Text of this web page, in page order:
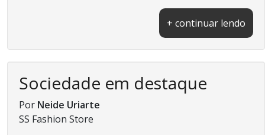
+ continuar lendo
Sociedade em destaque
Por Neide Uriarte
SS Fashion Store